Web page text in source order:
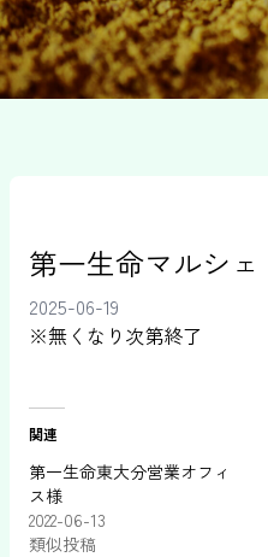
第一生命マルシェ
2025-06-19
※無くなり次第終了
関連
第一生命東大分営業オフィ
ス様
2022-06-13
類似投稿